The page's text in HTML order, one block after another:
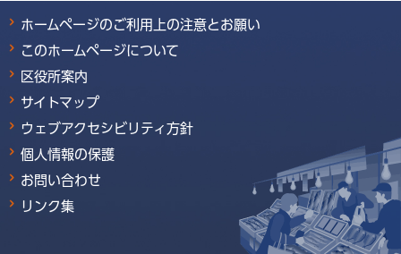
ホームページのご利用上の注意とお願い
このホームページについて
区役所案内
サイトマップ
ウェブアクセシビリティ方針
個人情報の保護
お問い合わせ
リンク集